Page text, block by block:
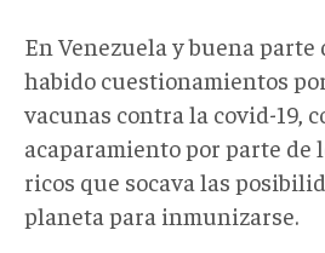
En Venezuela y buena parte
habido cuestionamientos
vacunas contra la covid-19,
acaparamiento por parte de
ricos que socava las
planeta para inmunizarse.